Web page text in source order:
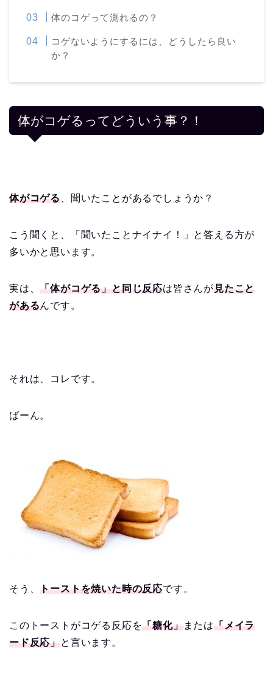
体のコゲって測れるの？
コゲないようにするには、どうしたら良い
か？
体がコゲるってどういう事？！
体がコゲる、聞いたことがあるでしょうか？
こう聞くと、「聞いたことナイナイ！」と答える方が
多いかと思います。
実は、「体がコゲる」と同じ反応は皆さんが見たこと
があるんです。
それは、コレです。
ばーん。
そう、トーストを焼いた時の反応です。
このトーストがコゲる反応を「糖化」または「メイラ
ード反応」と言います。